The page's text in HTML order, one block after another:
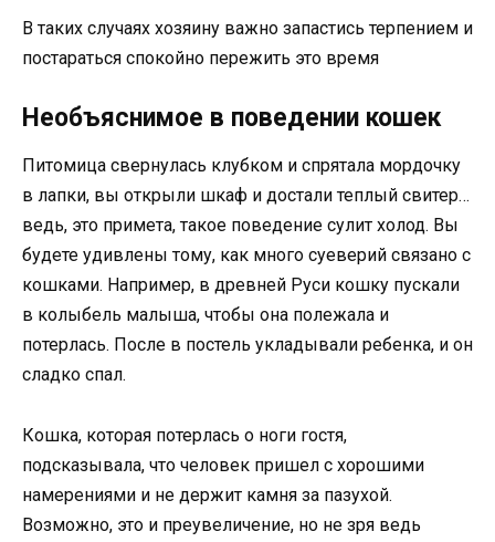
В таких случаях хозяину важно запастись терпением и
постараться спокойно пережить это время
Необъяснимое в поведении кошек
Питомица свернулась клубком и спрятала мордочку
в лапки, вы открыли шкаф и достали теплый свитер…
ведь, это примета, такое поведение сулит холод. Вы
будете удивлены тому, как много суеверий связано с
кошками. Например, в древней Руси кошку пускали
в колыбель малыша, чтобы она полежала и
потерлась. После в постель укладывали ребенка, и он
сладко спал.
Кошка, которая потерлась о ноги гостя,
подсказывала, что человек пришел с хорошими
намерениями и не держит камня за пазухой.
Возможно, это и преувеличение, но не зря ведь